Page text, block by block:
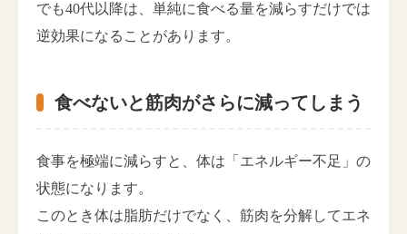
でも40代以降は、単純に食べる量を減らすだけでは
逆効果になることがあります。
食べないと筋肉がさらに減ってしまう
食事を極端に減らすと、体は「エネルギー不足」の
状態になります。
このとき体は脂肪だけでなく、筋肉を分解してエネ